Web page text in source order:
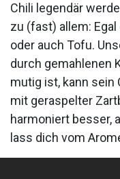
Chili legendär
zu (fast) allem:
oder auch Tofu.
durch gemahlenen
mutig ist, kann sein
mit geraspelter
harmoniert besser,
lass dich vom